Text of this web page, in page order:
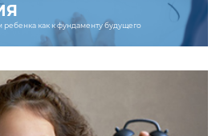
как к фундаменту будущего